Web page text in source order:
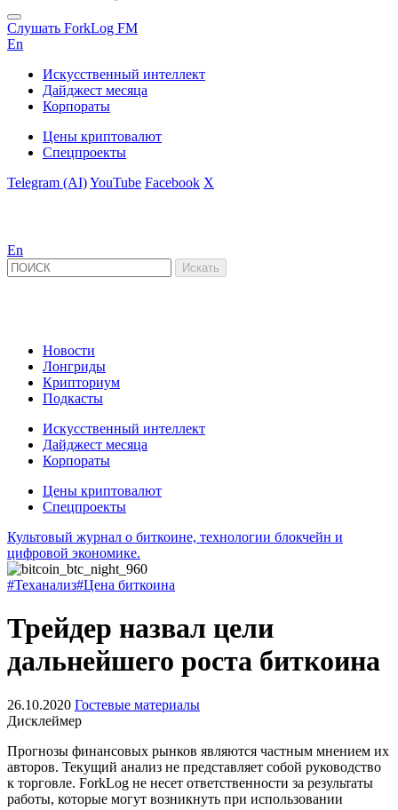
Слушать ForkLog FM
En
Искусственный интеллект
Дайджест месяца
Корпораты
Цены криптовалют
Спецпроекты
Telegram (AI)YouTube Facebook X
En
Новости
Лонгриды
Крипториум
Подкасты
Искусственный интеллект
Дайджест месяца
Корпораты
Цены криптовалют
Спецпроекты
Культовый журнал о биткоине, технологии блокчейн и
цифровой экономике.
#Теханализ#Цена биткоина
Трейдер назвал цели
дальнейшего роста биткоина
26.10.2020 Гостевые материалы
Дисклеймер
Прогнозы финансовых рынков являются частным мнением их
авторов. Текущий анализ не представляет собой руководство
к торговле. ForkLog не несет ответственности за результаты
работы, которые могут возникнуть при использовании